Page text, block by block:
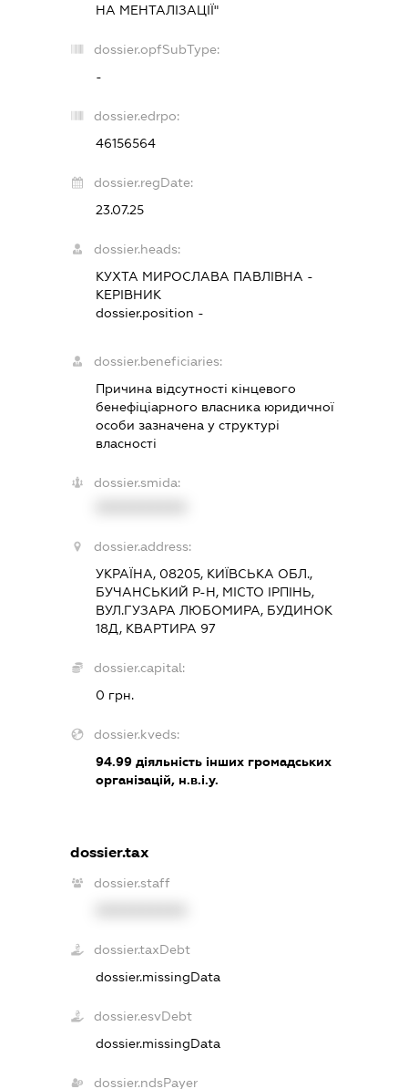
НА МЕНТАЛІЗАЦІЇ"
dossier.opfSubType:
-
dossier.edrpo:
46156564
dossier.regDate:
23.07.25
dossier.heads:
КУХТА МИРОСЛАВА ПАВЛІВНА -
КЕРІВНИК
dossier.position -
dossier.beneficiaries:
Причина відсутності кінцевого
бенефіціарного власника юридичної
особи зазначена у структурі
власності
dossier.smida:
dossier.address:
УКРАЇНА, 08205, КИЇВСЬКА ОБЛ.,
БУЧАНСЬКИЙ Р-Н, МІСТО ІРПІНЬ,
ВУЛ.ГУЗАРА ЛЮБОМИРА, БУДИНОК
18Д, КВАРТИРА 97
dossier.capital:
0 грн.
dossier.kveds:
94.99 діяльність інших громадських
організацій, н.в.і.у.
dossier.tax
dossier.staff
dossier.taxDebt
dossier.missingData
dossier.esvDebt
dossier.missingData
dossier.ndsPayer